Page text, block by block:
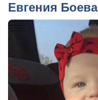
Евгения Боева